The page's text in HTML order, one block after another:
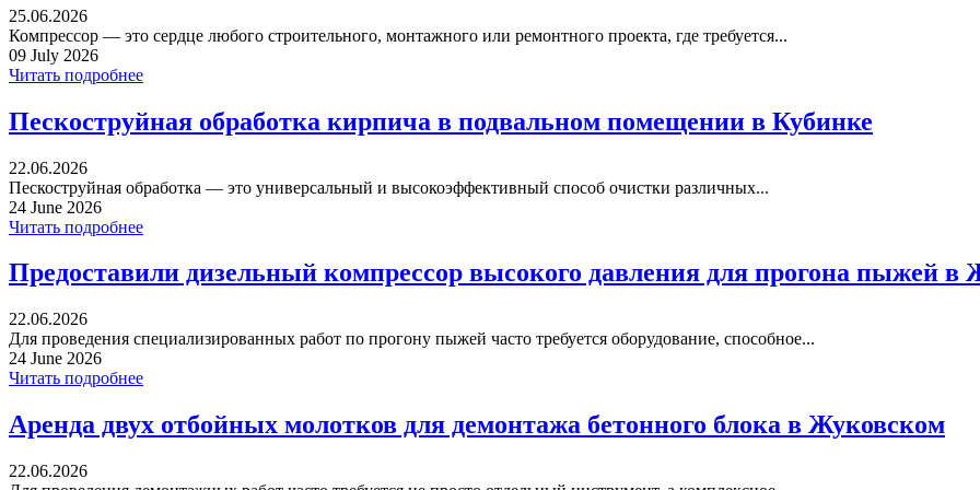
25.06.2026
Компрессор — это сердце любого строительного, монтажного или ремонтного проекта, где требуется...
09 July 2026
Читать подробнее
Пескоструйная обработка кирпича в подвальном помещении в Кубинке
22.06.2026
Пескоструйная обработка — это универсальный и высокоэффективный способ очистки различных...
24 June 2026
Читать подробнее
Предоставили дизельный компрессор высокого давления для прогона пыжей в
22.06.2026
Для проведения специализированных работ по прогону пыжей часто требуется оборудование, способное...
24 June 2026
Читать подробнее
Аренда двух отбойных молотков для демонтажа бетонного блока в Жуковском
22.06.2026